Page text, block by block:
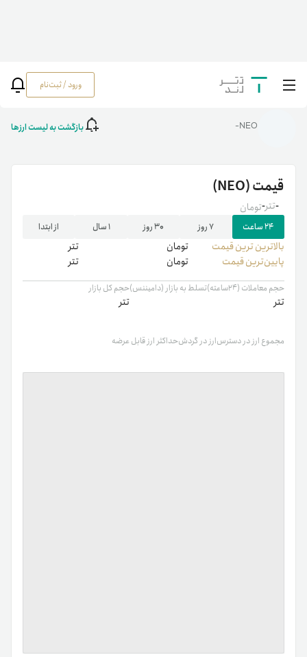
ورود / ثبت‌نام خانه رمزارزها/
NEO
NEO- بازگشت به لیست ارزها
قیمت(NEO)
-تومان -تتر
۲۴ ساعت ۷ روز ۳۰ روز ۱ سال از ابتدا
بالاترین ‌ترین قیمت تومان
تتر
پایین‌ترین قیمت
تومان تتر
حجم معاملات (۲۴ساعته)
تتر
تسلط به بازار (دامیننس)حجم کل بازار
تتر
مجموع ارز در دسترسارز در گردشحداکثر ارز قابل عرضه